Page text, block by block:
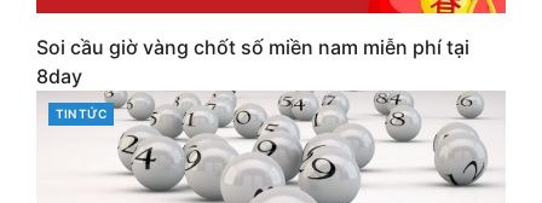
Soi cầu giờ vàng chốt số miền nam miễn phí tại
8day
CATEGORIES
TIN TỨC